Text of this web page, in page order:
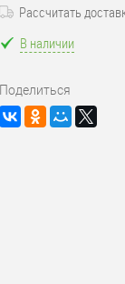
Рассчитать
В наличии
Поделиться